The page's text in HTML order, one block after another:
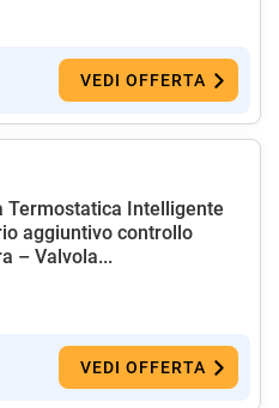
VEDI OFFERTA
Termostatica Intelligente
aggiuntivo controllo
– Valvola...
VEDI OFFERTA